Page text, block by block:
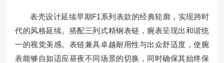
表壳设计延续早期F1系列表款的经典轮廓，实现跨时
代的风格延续。搭配三列式精钢表链，腕表呈现出和谐统
一的视觉美感。表链兼具卓越耐用性与出众舒适度，使腕
表能够自如适应昼夜不同场景的切换，同时确保其始终保